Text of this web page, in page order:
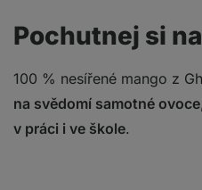
Pochutnej si
100 % nesířené mango z
na svědomí samotné ovoce
v práci i ve škole.